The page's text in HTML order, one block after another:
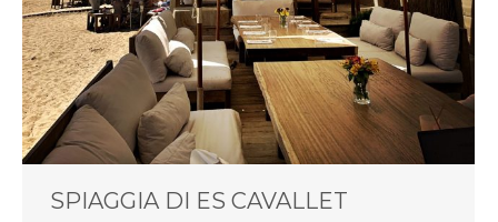
SPIAGGIA DI ES CAVALLET